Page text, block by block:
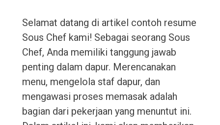
Selamat datang di artikel contoh resume
Sous Chef kami! Sebagai seorang Sous
Chef, Anda memiliki tanggung jawab
penting dalam dapur. Merencanakan
menu, mengelola staf dapur, dan
mengawasi proses memasak adalah
bagian dari pekerjaan yang menuntut ini.